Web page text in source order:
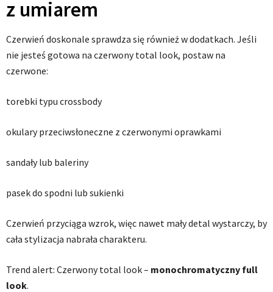
z umiarem
Czerwień doskonale sprawdza się również w dodatkach. Jeśli
nie jesteś gotowa na czerwony total look, postaw na
czerwone:
torebki typu crossbody
okulary przeciwsłoneczne z czerwonymi oprawkami
sandały lub baleriny
pasek do spodni lub sukienki
Czerwień przyciąga wzrok, więc nawet mały detal wystarczy, by
cała stylizacja nabrała charakteru.
Trend alert: Czerwony total look – monochromatyczny full
look.